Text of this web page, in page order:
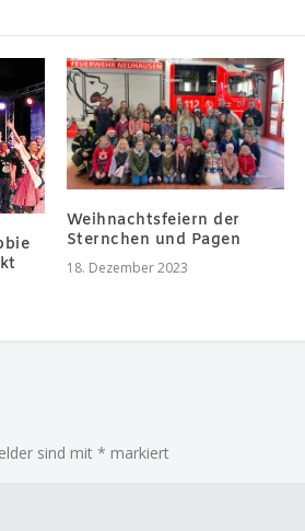
Weihnachtsfeiern der
Sternchen und Pagen
18. Dezember 2023
sind mit* markiert